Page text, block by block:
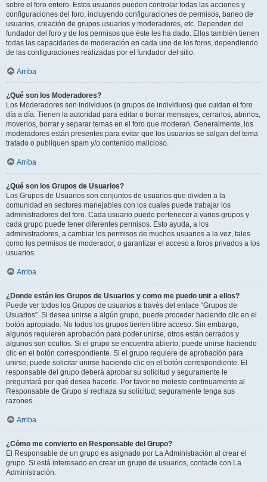
sobre el foro entero. Estos usuarios pueden controlar todas las acciones y
configuraciones del foro, incluyendo configuraciones de permisos, baneo de
usuarios, creación de grupos usuarios y moderadores, etc. Dependen del
fundador del foro y de los permisos que éste les ha dado. Ellos también tienen
todas las capacidades de moderación en cada uno de los foros, dependiendo
de las configuraciones realizadas por el fundador del sitio.
Arriba
¿Qué son los Moderadores?
Los Moderadores son individuos (o grupos de individuos) que cuidan el foro
día a día. Tienen la autoridad para editar o borrar mensajes, cerrarlos, abrirlos,
moverlos, borrar y separar temas en el foro que moderan. Generalmente, los
moderadores están presentes para evitar que los usuarios se salgan del tema
tratado o publiquen spam y/o contenido malicioso.
Arriba
¿Qué son los Grupos de Usuarios?
Los Grupos de Usuarios son conjuntos de usuarios que dividen a la
comunidad en sectores manejables con los cuales puede trabajar los
administradores del foro. Cada usuario puede pertenecer a varios grupos y
cada grupo puede tener diferentes permisos. Esto ayuda, a los
administradores, a cambiar los permisos de muchos usuarios a la vez, tales
como los permisos de moderador, o garantizar el acceso a foros privados a los
usuarios.
Arriba
¿Donde están los Grupos de Usuarios y como me puedo unir a ellos?
Puede ver todos los Grupos de usuarios a través del enlace “Grupos de
Usuarios”. Si desea unirse a algún grupo, puede proceder haciendo clic en el
botón apropiado. No todos los grupos tienen libre acceso. Sin embargo,
algunos requieren aprobación para poder unirse, otros están cerrados y
algunos son ocultos. Si el grupo se encuentra abierto, puede unirse haciendo
clic en el botón correspondiente. Si el grupo requiere de aprobación para
unirse, puede solicitar unirse haciendo clic en el botón correspondiente. El
responsable del grupo deberá aprobar su solicitud y seguramente le
preguntará por qué desea hacerlo. Por favor no moleste continuamente al
Responsable de Grupo si rechaza su solicitud; seguramente tenga sus
razones.
Arriba
¿Cómo me convierto en Responsable del Grupo?
El Responsable de un grupo es asignado por La Administración al crear el
grupo. Si está interesado en crear un grupo de usuarios, contacte con La
Administración.